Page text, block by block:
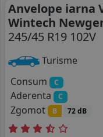
Anvelope iarna
Wintech
245/45 R19 102V
Turisme
Consum
C
Aderenta C
Zgomot B 72 dB